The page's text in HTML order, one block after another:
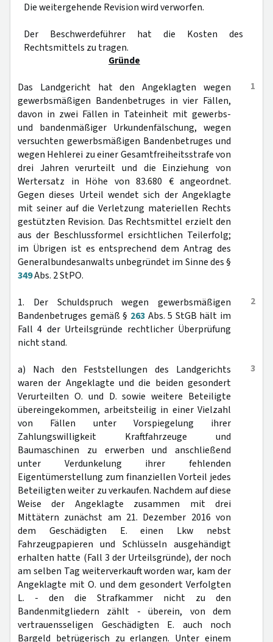
Die weitergehende Revision wird verworfen.
Der Beschwerdeführer hat die Kosten des
Rechtsmittels zu tragen.
Gründe
1
Das Landgericht hat den Angeklagten wegen
gewerbsmäßigen Bandenbetruges in vier Fällen,
davon in zwei Fällen in Tateinheit mit gewerbs-
und bandenmäßiger Urkundenfälschung, wegen
versuchten gewerbsmäßigen Bandenbetruges und
wegen Hehlerei zu einer Gesamtfreiheitsstrafe von
drei Jahren verurteilt und die Einziehung von
Wertersatz in Höhe von 83.680 € angeordnet.
Gegen dieses Urteil wendet sich der Angeklagte
mit seiner auf die Verletzung materiellen Rechts
gestützten Revision. Das Rechtsmittel erzielt den
aus der Beschlussformel ersichtlichen Teilerfolg;
im Übrigen ist es entsprechend dem Antrag des
Generalbundesanwalts unbegründet im Sinne des §
349Abs. 2 StPO.
2
1. Der Schuldspruch wegen gewerbsmäßigen
Bandenbetruges gemäß § 263Abs. 5 StGB hält im
Fall 4 der Urteilsgründe rechtlicher Überprüfung
nicht stand.
3
a) Nach den Feststellungen des Landgerichts
waren der Angeklagte und die beiden gesondert
Verurteilten O. und D. sowie weitere Beteiligte
übereingekommen, arbeitsteilig in einer Vielzahl
von Fällen unter Vorspiegelung ihrer
Zahlungswilligkeit Kraftfahrzeuge und
Baumaschinen zu erwerben und anschließend
unter Verdunkelung ihrer fehlenden
Eigentümerstellung zum finanziellen Vorteil jedes
Beteiligten weiter zu verkaufen. Nachdem auf diese
Weise der Angeklagte zusammen mit drei
Mittätern zunächst am 21. Dezember 2016 von
dem Geschädigten E. einen Lkw nebst
Fahrzeugpapieren und Schlüsseln ausgehändigt
erhalten hatte (Fall 3 der Urteilsgründe), der noch
am selben Tag weiterverkauft worden war, kam der
Angeklagte mit O. und dem gesondert Verfolgten
L. - den die Strafkammer nicht zu den
Bandenmitgliedern zählt - überein, von dem
vertrauensseligen Geschädigten E. auch noch
Bargeld betrügerisch zu erlangen. Unter einem